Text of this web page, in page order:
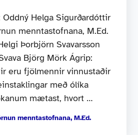
Oddný Helga Sigurðardóttir
menntastofnana, M.Ed.
Þorbjörn Svavarsson
Björg Mörk Ágrip:
eru fjölmennir vinnustaðir
með ólíka
mætast, hvort …
menntastofnana, M.Ed.